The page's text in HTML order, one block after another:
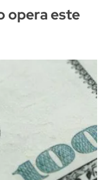
opera este